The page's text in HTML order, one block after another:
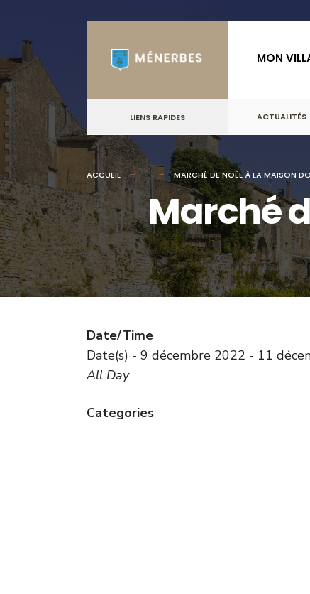
content
MON
LIENS RAPIDES ACTUALITÉS
ACCUEIL MARCHÉ DE NOËL À LA MAISON
Marché
Date/Time
Date(s) - 9 décembre 2022 - 11
All Day
Categories